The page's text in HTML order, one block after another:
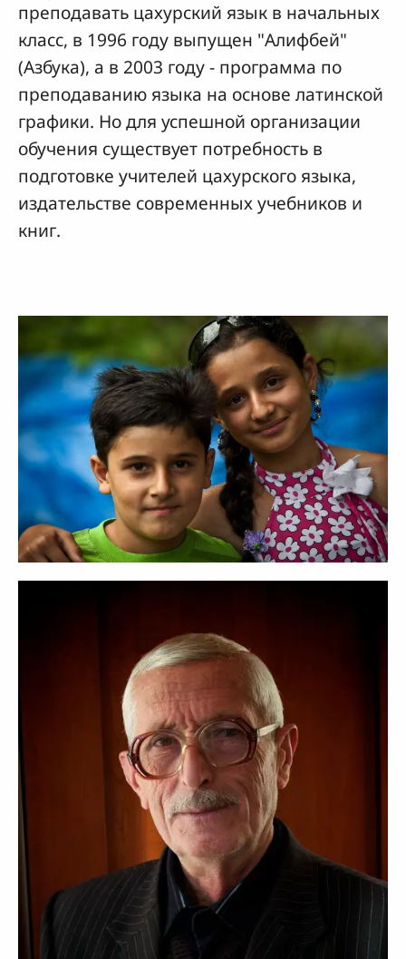
преподавать цахурский язык в начальных
класс, в 1996 году выпущен "Алифбей"
(Азбука), а в 2003 году - программа по
преподаванию языка на основе латинской
графики. Но для успешной организации
обучения существует потребность в
подготовке учителей цахурского языка,
издательстве современных учебников и
книг.